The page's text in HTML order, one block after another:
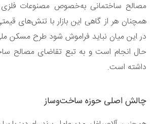
مصالح ساختمانی به‌خصوص مصنوعات
همچنان هر از گاهی این بازار با تنش‌های
در این میان نباید فراموش شود طرح مسکن
حال انجام است و به تبع تقاضای مصالح
داشته است.
چالش اصلی حوزه ساخت‌وساز